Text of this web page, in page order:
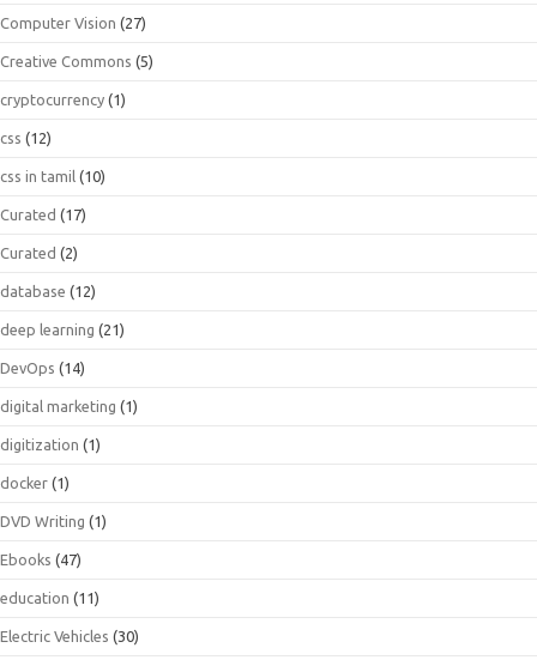
Computer Vision (27)
Creative Commons (5)
cryptocurrency (1)
css (12)
css in tamil (10)
Curated (17)
Curated (2)
database (12)
deep learning (21)
DevOps (14)
digital marketing (1)
digitization (1)
docker (1)
DVD Writing (1)
Ebooks (47)
education (11)
Electric Vehicles (30)